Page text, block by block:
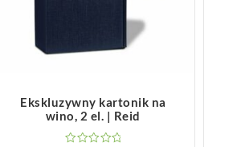
Ekskluzywny kartonik na
wino, 2 el. | Reid